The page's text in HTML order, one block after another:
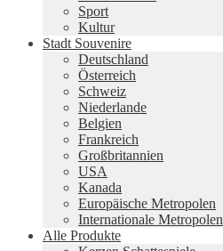
Sport
Kultur
Stadt Souvenire
Deutschland
Österreich
Schweiz
Niederlande
Belgien
Frankreich
Großbritannien
USA
Kanada
Europäische Metropolen
Internationale Metropolen
Alle Produkte